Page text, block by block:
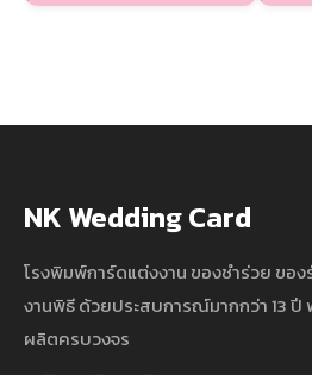
NK Wedding Card
โรงพิมพ์การ์ดแต่งงาน ของชำร่วย ขอ
งานพิธี ด้วยประสบการณ์มากกว่า 13
ผลิตครบวงจร